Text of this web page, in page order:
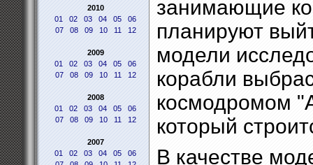
2010
01
02 03 04 05
06
07
08 09 10 11 12
2009
01
02 03 04 05
06
07
08 09 10 11 12
2008
01
02 03 04 05
06
07
08 09 10 11 12
2007
01
02 03 04 05
06
занимающие
планируют
модели
корабли
космодромом
который
В качестве